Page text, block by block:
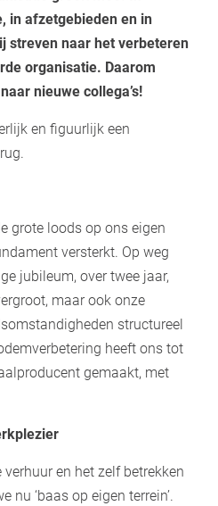
in afzetgebieden en in
streven naar het verbeteren
organisatie. Daarom
nieuwe collega’s!
en figuurlijk een
grote loods op ons eigen
versterkt. Op weg
jubileum, over twee jaar,
maar ook onze
structureel
heeft ons tot
gemaakt, met
en het zelf betrekken
nu ‘baas op eigen terrein’.